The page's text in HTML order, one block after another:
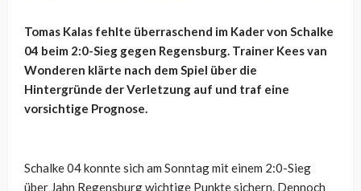
Tomas Kalas fehlte überraschend im Kader von Schalke
04 beim 2:0-Sieg gegen Regensburg. Trainer Kees van
Wonderen klärte nach dem Spiel über die
Hintergründe der Verletzung auf und traf eine
vorsichtige Prognose.
Schalke 04 konnte sich am Sonntag mit einem 2:0-Sieg
über Jahn Regensburg wichtige Punkte sichern. Dennoch